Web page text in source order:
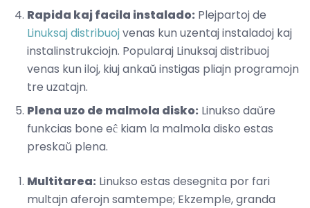
Rapida kaj facila instalado: Plejpartoj de
Linuksaj distribuojvenas kun uzentaj instaladoj kaj
instalinstrukciojn. Popularaj Linuksaj distribuoj
venas kun iloj, kiuj ankaŭ instigas pliajn programojn
tre uzatajn.
Plena uzo de malmola disko: Linukso daŭre
funkcias bone eĉ kiam la malmola disko estas
preskaŭ plena.
Multitarea: Linukso estas desegnita por fari
multajn aferojn samtempe; Ekzemple, granda